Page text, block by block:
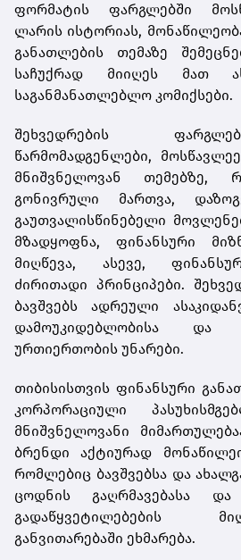
ფორმატის
ფარგლებში
ლარის ისტორიას,
განათლების
თემაზე
საჩუქრად
მიიღეს მათ
საგანმანათლებლო კომიქსები.
შეხვედრების
წარმომადგენლები,
მნიშვნელოვან
თემებზე,
გონივრული
მართვა,
გაუთვალისწინებელი
მზადყოფნა, ფინანსური
მიღწევა, ასევე,
ძირითადი პრინციპები. შე
ბავშვებს
ადრეული
დამოუკიდებლობისა
და
ურთიერთობის უნარები.
თიბისისთვის ფინანსური
კორპორაციული
მნიშვნელოვანი
ბრენდი
აქტიურად
რომლებიც ბავშვებსა და
ცოდნის
გაღრმავებასა და
გადაწყვეტილებების
განვითარებაში ეხმარება.